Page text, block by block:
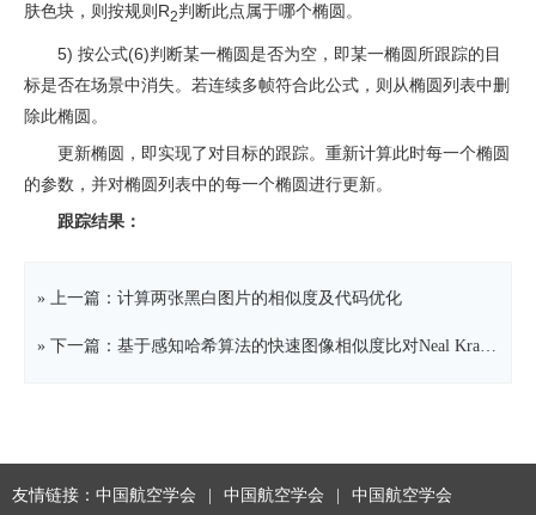
肤色块，则按规则R2判断此点属于哪个椭圆。
5) 按公式(6)判断某一椭圆是否为空，即某一椭圆所跟踪的目
标是否在场景中消失。若连续多帧符合此公式，则从椭圆列表中删
除此椭圆。
更新椭圆，即实现了对目标的跟踪。重新计算此时每一个椭圆
的参数，并对椭圆列表中的每一个椭圆进行更新。
跟踪结果：
» 上一篇：计算两张黑白图片的相似度及代码优化
友情链接： 中国航空学会 | 中国航空学会 | 中国航空学会